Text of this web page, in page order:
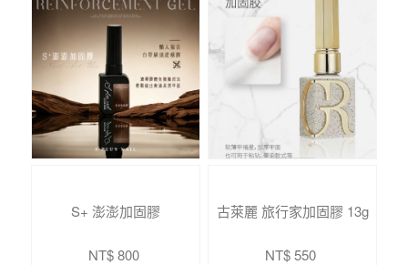
S+ 澎澎加固膠
NT$ 800
古萊麗 旅行家加固膠 13g
NT$ 550